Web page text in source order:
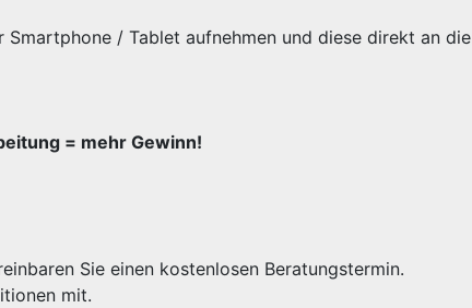
/ Tablet aufnehmen und diese direkt an
= mehr Gewinn!
Sie einen kostenlosen Beratungstermin.
mit.